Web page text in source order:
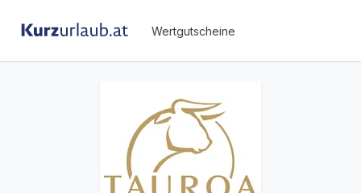
Wertgutscheine